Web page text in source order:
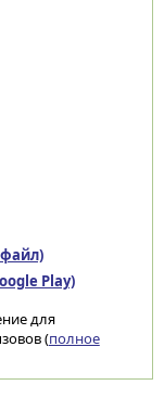
файл)
Play)
для
(полное